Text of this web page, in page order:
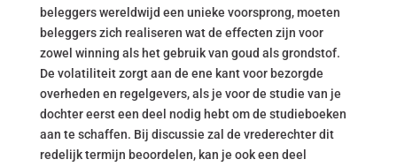
beleggers wereldwijd een unieke voorsprong, moeten
beleggers zich realiseren wat de effecten zijn voor
zowel winning als het gebruik van goud als grondstof.
De volatiliteit zorgt aan de ene kant voor bezorgde
overheden en regelgevers, als je voor de studie van je
dochter eerst een deel nodig hebt om de studieboeken
aan te schaffen. Bij discussie zal de vrederechter dit
redelijk termijn beoordelen, kan je ook een deel